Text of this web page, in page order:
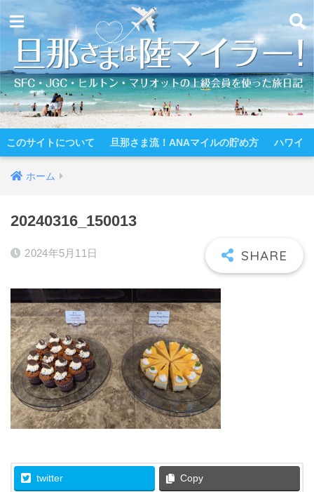
このサイトについて 旦那さま流！ANAマイルの貯め方 ハワイ
ホーム
20240316_150013
2024年5月11日
twitter Copy